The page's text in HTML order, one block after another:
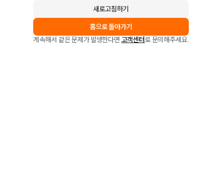
새로고침하기
홈으로 돌아가기
계속해서 같은 문제가 발생한다면 고객센터로 문의해주세요.